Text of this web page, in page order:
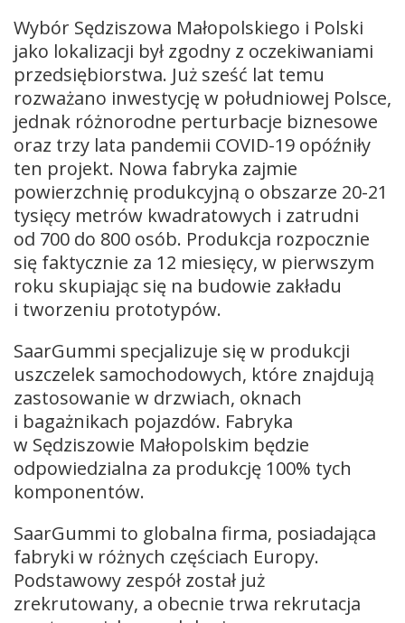
Wybór Sędziszowa Małopolskiego i Polski
jako lokalizacji był zgodny z oczekiwaniami
przedsiębiorstwa. Już sześć lat temu
rozważano inwestycję w południowej Polsce,
jednak różnorodne perturbacje biznesowe
oraz trzy lata pandemii COVID-19 opóźniły
ten projekt. Nowa fabryka zajmie
powierzchnię produkcyjną o obszarze 20-21
tysięcy metrów kwadratowych i zatrudni
od 700 do 800 osób. Produkcja rozpocznie
się faktycznie za 12 miesięcy, w pierwszym
roku skupiając się na budowie zakładu
i tworzeniu prototypów.
SaarGummi specjalizuje się w produkcji
uszczelek samochodowych, które znajdują
zastosowanie w drzwiach, oknach
i bagażnikach pojazdów. Fabryka
w Sędziszowie Małopolskim będzie
odpowiedzialna za produkcję 100% tych
komponentów.
SaarGummi to globalna firma, posiadająca
fabryki w różnych częściach Europy.
Podstawowy zespół został już
zrekrutowany, a obecnie trwa rekrutacja